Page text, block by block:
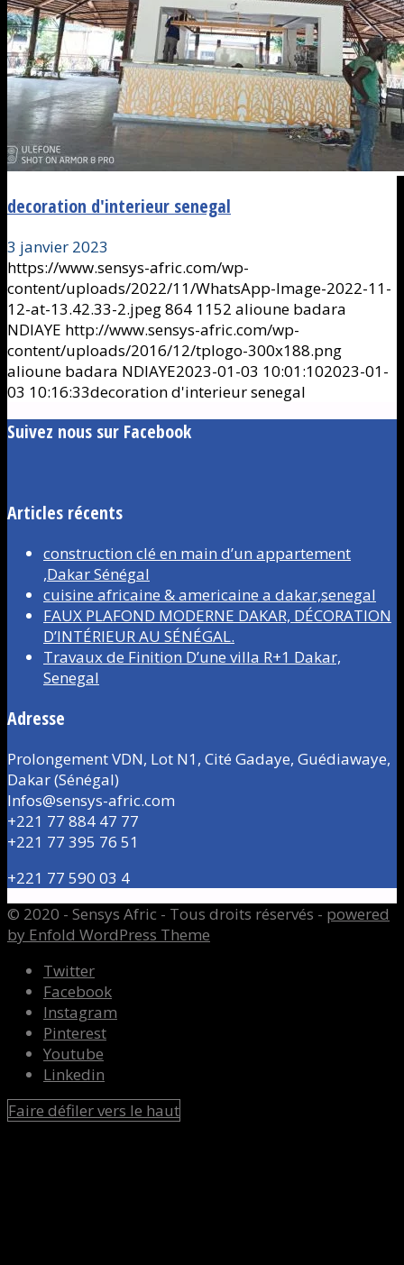
decoration d'interieur senegal
3 janvier 2023
https://www.sensys-afric.com/wp-
content/uploads/2022/11/WhatsApp-Image-2022-11-
12-at-13.42.33-2.jpeg864 1152 alioune badara
NDIAYE http://www.sensys-afric.com/wp-
content/uploads/2016/12/tplogo-300x188.png
alioune badara NDIAYE2023-01-03 10:01:102023-01-
03 10:16:33decoration d'interieur senegal
Suivez nous sur Facebook
Articles récents
construction clé en main d’un appartement
,Dakar Sénégal
cuisine africaine & americaine a dakar,senegal
FAUX PLAFOND MODERNE DAKAR, DÉCORATION
D’INTÉRIEUR AU SÉNÉGAL.
Travaux de Finition D’une villa R+1 Dakar,
Senegal
Adresse
Prolongement VDN, Lot N1, Cité Gadaye, Guédiawaye,
Dakar (Sénégal)
Infos@sensys-afric.com
+221 77 884 47 77
+221 77 395 76 51
+221 77 590 03 4
© 2020 - Sensys Afric - Tous droits réservés - powered
by Enfold WordPress Theme
Twitter
Facebook
Instagram
Pinterest
Youtube
Linkedin
Faire défiler vers le haut